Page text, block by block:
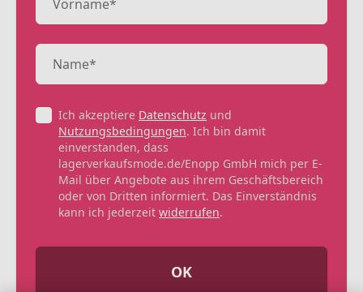
Ich akzeptiere Datenschutz und
Nutzungsbedingungen. Ich bin damit
einverstanden, dass
lagerverkaufsmode.de/Enopp GmbH mich per E-
Mail über Angebote aus ihrem Geschäftsbereich
oder von Dritten informiert. Das Einverständnis
kann ich jederzeit widerrufen.
OK